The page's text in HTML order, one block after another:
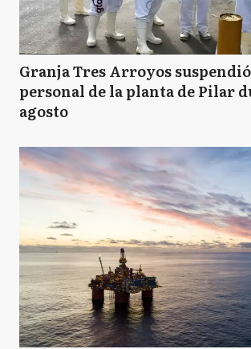
Granja Tres Arroyos
personal de la planta de Pilar
agosto